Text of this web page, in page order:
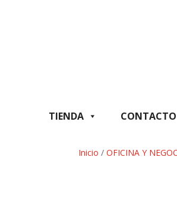
TIENDA CONTACTO
Inicio / OFICINA Y